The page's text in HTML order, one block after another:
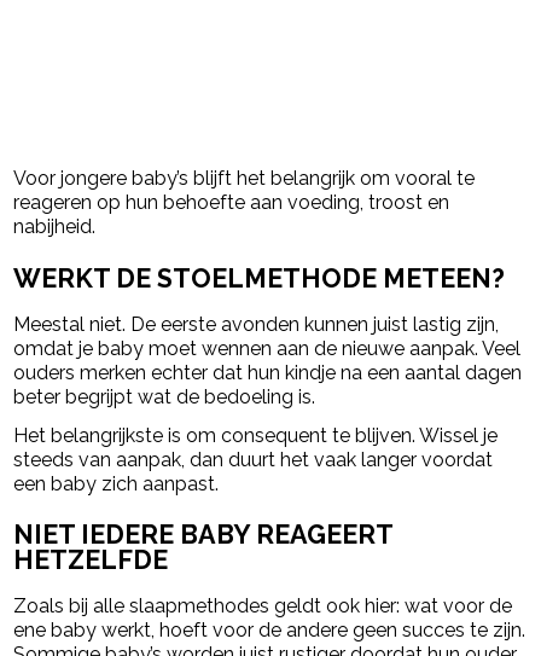
Voor jongere baby’s blijft het belangrijk om vooral te
reageren op hun behoefte aan voeding, troost en
nabijheid.
WERKT DE STOELMETHODE METEEN?
Meestal niet. De eerste avonden kunnen juist lastig zijn,
omdat je baby moet wennen aan de nieuwe aanpak. Veel
ouders merken echter dat hun kindje na een aantal dagen
beter begrijpt wat de bedoeling is.
Het belangrijkste is om consequent te blijven. Wissel je
steeds van aanpak, dan duurt het vaak langer voordat
een baby zich aanpast.
NIET IEDERE BABY REAGEERT
HETZELFDE
Zoals bij alle slaapmethodes geldt ook hier: wat voor de
ene baby werkt, hoeft voor de andere geen succes te zijn.